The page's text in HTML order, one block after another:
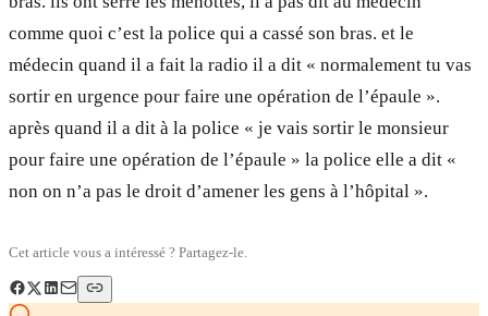
comme quoi c’est la police qui a cassé son bras. et le
médecin quand il a fait la radio il a dit « normalement tu vas
sortir en urgence pour faire une opération de l’épaule ».
après quand il a dit à la police « je vais sortir le monsieur
pour faire une opération de l’épaule » la police elle a dit «
non on n’a pas le droit d’amener les gens à l’hôpital ».
Cet article vous a intéressé ? Partagez-le.